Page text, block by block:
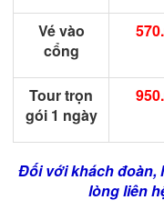
Vé vào
cổng
Tour trọn
gói 1 ngày
Đối với khách đoàn,
lòng liên